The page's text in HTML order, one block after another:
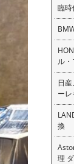
臨
ル
日
ー
換
理